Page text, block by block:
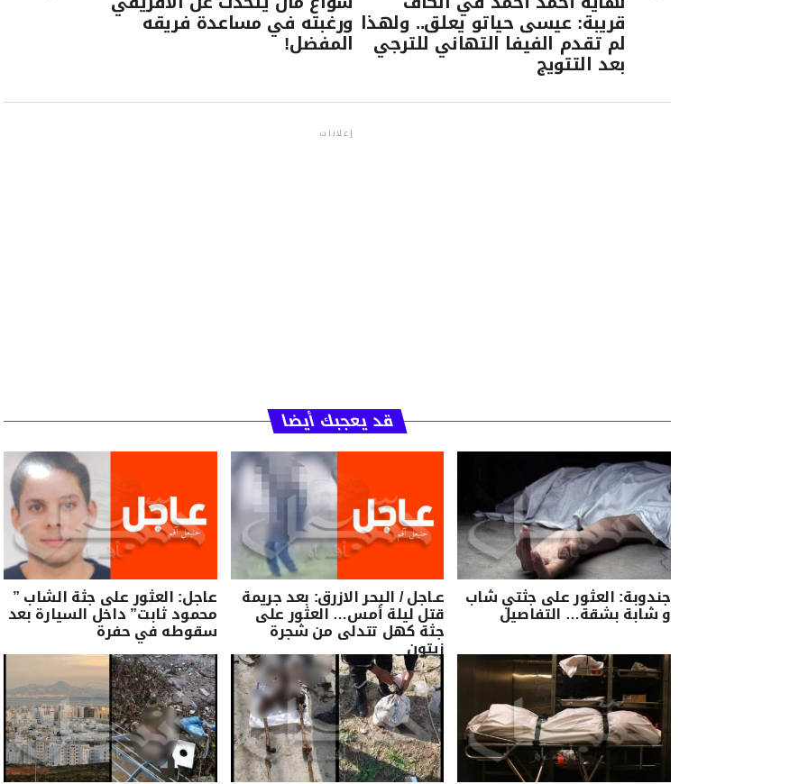
ورغبته في مساعدة فريقه
المفضل!
قريبة: عيسى حياتو يعلق.. ولهذا
لم تقدم الفيفا التهاني للترجي
بعد التتويج
إعلانات
قد يعجبك أيضا
جندوبة: العثور على جثتي شاب
و شابة بشقة… التفاصيل
عـاجل / البحر الازرق: بعد جريمة
قتل ليلة أمس… العثور على
جثة كهل تتدلى من شجرة
زيتون
عاجل: العثور على جثة الشاب ”
محمود ثابت” داخل السيارة بعد
سقوطه في حفرة